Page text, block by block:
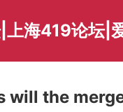
上海419论坛|
will the